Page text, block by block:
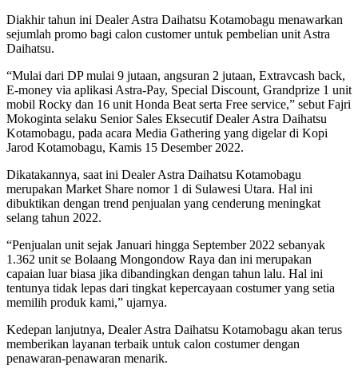
Diakhir tahun ini Dealer Astra Daihatsu Kotamobagu menawarkan
sejumlah promo bagi calon customer untuk pembelian unit Astra
Daihatsu.
“Mulai dari DP mulai 9 jutaan, angsuran 2 jutaan, Extravcash back,
E-money via aplikasi Astra-Pay, Special Discount, Grandprize 1 unit
mobil Rocky dan 16 unit Honda Beat serta Free service,” sebut Fajri
Mokoginta selaku Senior Sales Eksecutif Dealer Astra Daihatsu
Kotamobagu, pada acara Media Gathering yang digelar di Kopi
Jarod Kotamobagu, Kamis 15 Desember 2022.
Dikatakannya, saat ini Dealer Astra Daihatsu Kotamobagu
merupakan Market Share nomor 1 di Sulawesi Utara. Hal ini
dibuktikan dengan trend penjualan yang cenderung meningkat
selang tahun 2022.
“Penjualan unit sejak Januari hingga September 2022 sebanyak
1.362 unit se Bolaang Mongondow Raya dan ini merupakan
capaian luar biasa jika dibandingkan dengan tahun lalu. Hal ini
tentunya tidak lepas dari tingkat kepercayaan costumer yang setia
memilih produk kami,” ujarnya.
Kedepan lanjutnya, Dealer Astra Daihatsu Kotamobagu akan terus
memberikan layanan terbaik untuk calon costumer dengan
penawaran-penawaran menarik.